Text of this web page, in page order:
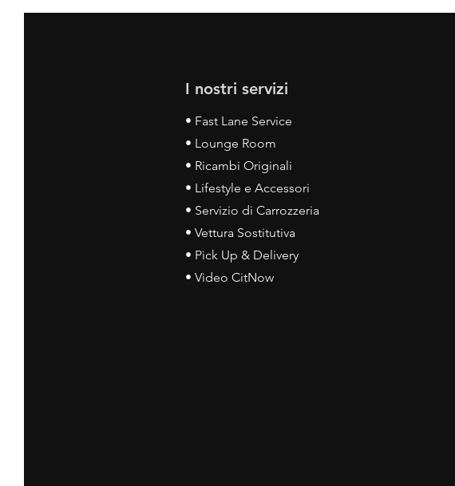
I nostri servizi
• Fast Lane Service
• Lounge Room
• Ricambi Originali
• Lifestyle e Accessori
• Servizio di Carrozzeria
• Vettura Sostitutiva
• Pick Up & Delivery
• Video CitNow